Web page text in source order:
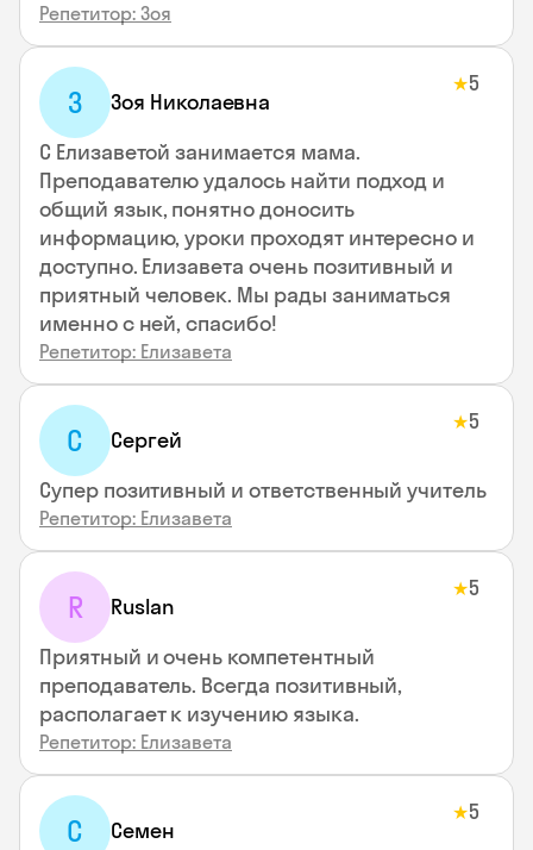
Репетитор: Зоя
З Зоя Николаевна
★5
С Елизаветой занимается мама.
Преподавателю удалось найти подход и
общий язык, понятно доносить
информацию, уроки проходят интересно и
доступно. Елизавета очень позитивный и
приятный человек. Мы рады заниматься
именно с ней, спасибо!
Репетитор: Елизавета
С Сергей
★5
Супер позитивный и ответственный учитель
Репетитор: Елизавета
R Ruslan
★5
Приятный и очень компетентный
преподаватель. Всегда позитивный,
располагает к изучению языка.
Репетитор: Елизавета
С Семен
★5